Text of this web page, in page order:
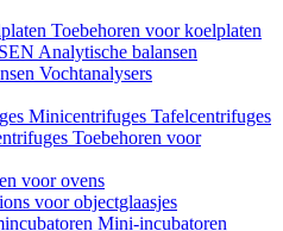
Toebehoren voor koelplaten
Analytische balansen
Vochtanalysers
Minicentrifuges Tafelcentrifuges
Toebehoren voor
voor ovens
voor objectglaasjes
Mini-incubatoren